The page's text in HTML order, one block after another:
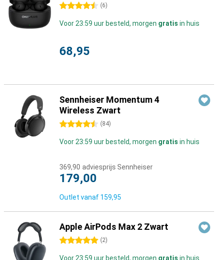
4.5 sterren (6)
Voor 23:59 uur besteld, morgen gratis in huis
68,95
Sennheiser Momentum 4
Wireless Zwart
4.5 sterren (84)
Voor 23:59 uur besteld, morgen gratis in huis
369,90 adviesprijs Sennheiser
179,00
Outlet vanaf 159,95
Apple AirPods Max 2 Zwart
5 sterren (2)
Voor 23:59 uur besteld, morgen gratis in huis